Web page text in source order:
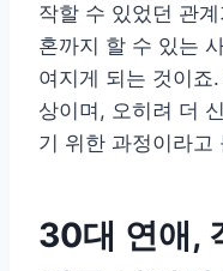
작할 수 있었던 관
혼까지 할 수 있는
여지게 되는 것이죠
상이며, 오히려 더
기 위한 과정이라고
30대 연애,